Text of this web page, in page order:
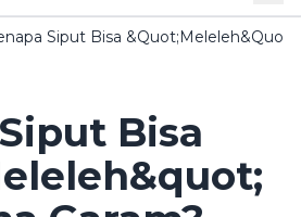
Siput Bisa &quot;Meleleh&quot;
Bisa